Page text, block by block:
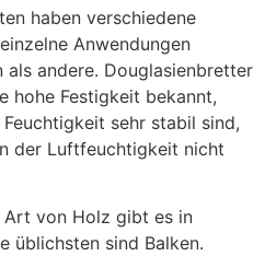
haben verschiedene
Anwendungen
andere. Douglasienbretter
hohe Festigkeit bekannt,
sehr stabil sind,
der Luftfeuchtigkeit nicht
Art von Holz gibt es in
üblichsten sind Balken.